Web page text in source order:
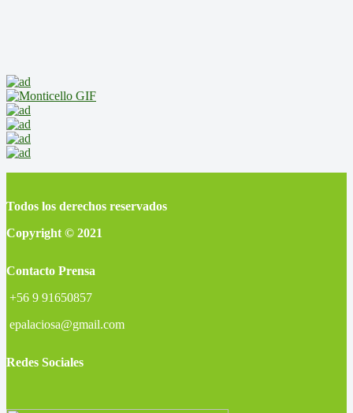
Todos los derechos reservados
Copyright © 2021
Contacto Prensa
+56 9 91650857
epalaciosa@gmail.com
Redes Sociales